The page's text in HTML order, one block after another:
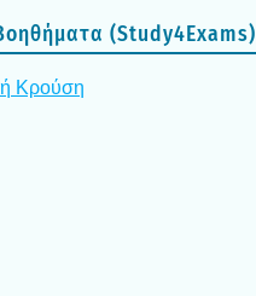
(Study4Exams)
Κρού­ση